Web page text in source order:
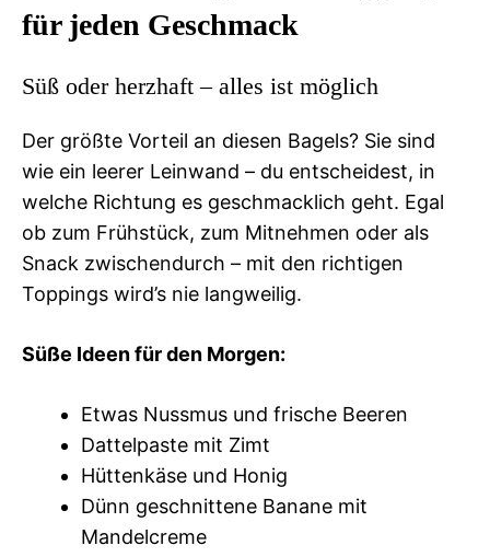
für jeden Geschmack
Süß oder herzhaft – alles ist möglich
Der größte Vorteil an diesen Bagels? Sie sind
wie ein leerer Leinwand – du entscheidest, in
welche Richtung es geschmacklich geht. Egal
ob zum Frühstück, zum Mitnehmen oder als
Snack zwischendurch – mit den richtigen
Toppings wird’s nie langweilig.
Süße Ideen für den Morgen:
Etwas Nussmus und frische Beeren
Dattelpaste mit Zimt
Hüttenkäse und Honig
Dünn geschnittene Banane mit
Mandelcreme